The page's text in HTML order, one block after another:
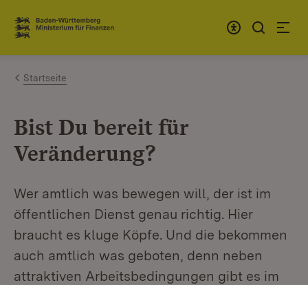
Zum Inhalt springen
Link zur Startseite
Startseite
Bist Du bereit für
Veränderung?
Wer amtlich was bewegen will, der ist im
öffentlichen Dienst genau richtig. Hier
braucht es kluge Köpfe. Und die bekommen
auch amtlich was geboten, denn neben
attraktiven Arbeitsbedingungen gibt es im